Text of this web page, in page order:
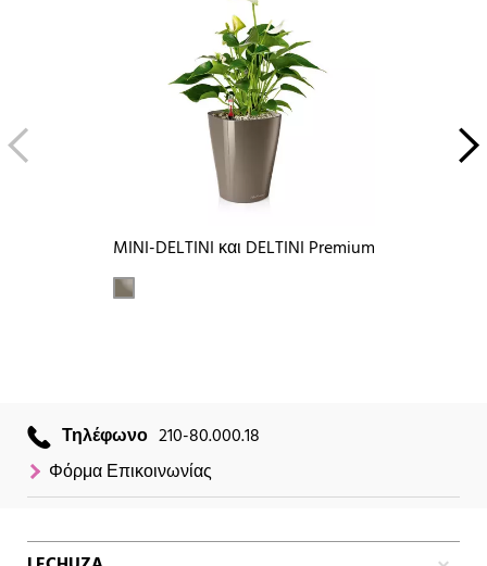
MINI-DELTINI και DELTINI Premium
Τηλέφωνο 210-80.000.18
Φόρμα Επικοινωνίας